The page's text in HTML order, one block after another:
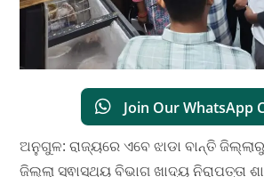
Join Our WhatsApp
ଅନୁଗୁଳ: ରାଜ୍ୟରେ ଏବେ ଝାଡା ବାନ୍ତି
ଜିଲ୍ଲା ସ୍ଵାସ୍ଥ୍ୟ ବିଭାଗ ଖାଦ୍ୟ ନିରାପତ୍ତା